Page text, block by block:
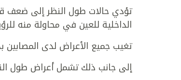
تؤدي حالات طول النظر إلى ضعف
الداخلية للعين في محاولة منه
تغيب جميع الأعراض لدى
إلى جانب ذلك تشمل أعراض طول